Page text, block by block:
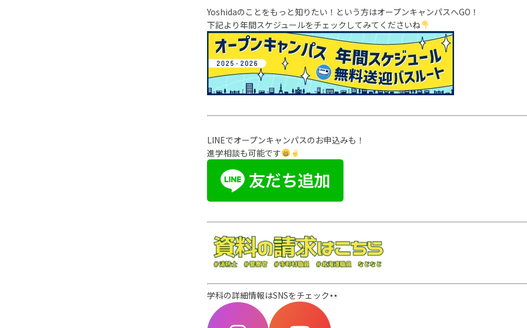
Yoshidaのことをもっと知りたい！という方はオープンキャンパスへGO！
下記より年間スケジュールをチェックしてみてくださいね
LINEでオープンキャンパスのお申込みも！
進学相談も可能です
学科の詳細情報はSNSをチェック